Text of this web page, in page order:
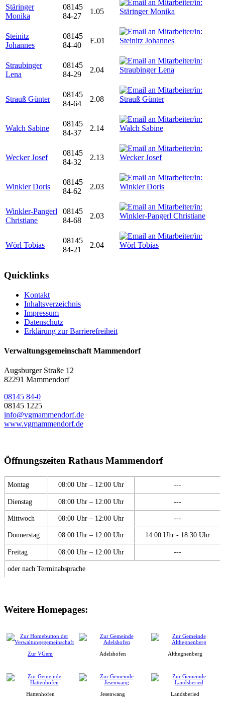
Stäringer
Monika
08145
84-27
1.05
Steinitz
Johannes
08145
84-40
E.01
Straubinger
Lena
08145
84-29
2.04
Strauß Günter
08145
84-64
2.08
Walch Sabine
08145
84-37
2.14
Wecker Josef
08145
84-32
2.13
Winkler Doris
08145
84-62
2.03
Winkler-Pangerl
Christiane
08145
84-68
2.03
Wörl Tobias
08145
84-21
2.04
Quicklinks
Kontakt
Inhaltsverzeichnis
Impressum
Datenschutz
Erklärung zur Barrierefreiheit
Verwaltungsgemeinschaft Mammendorf
Augsburger Straße 12
82291 Mammendorf
08145 84-0
08145 1225
info@vgmammendorf.de
www.vgmammendorf.de
Öffnungszeiten Rathaus Mammendorf
Montag 08:00 Uhr – 12:00 Uhr ---
Dienstag 08:00 Uhr – 12:00 Uhr ---
Mittwoch 08:00 Uhr – 12:00 Uhr ---
Donnerstag 08:00 Uhr – 12:00 Uhr 14:00 Uhr - 18:30 Uhr
Freitag 08:00 Uhr – 12:00 Uhr ---
oder nach Terminabsprache
Weitere Homepages:
Zur VGem Adelshofen Althegnenberg
Hattenhofen Jesenwang Landsberied